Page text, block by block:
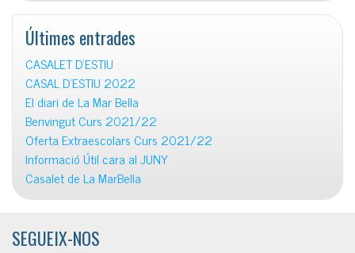
Últimes entrades
CASALET D’ESTIU
CASAL D’ESTIU 2022
El diari de La Mar Bella
Benvingut Curs 2021/22
Oferta Extraescolars Curs 2021/22
Informació Útil cara al JUNY
Casalet de La MarBella
SEGUEIX-NOS